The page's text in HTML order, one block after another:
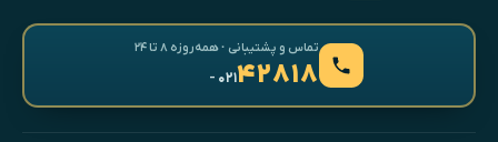
تماس و پشتیبانی · همه‌روزه ۸ تا ۲۴
۴۲۸۱۸- ۰۲۱